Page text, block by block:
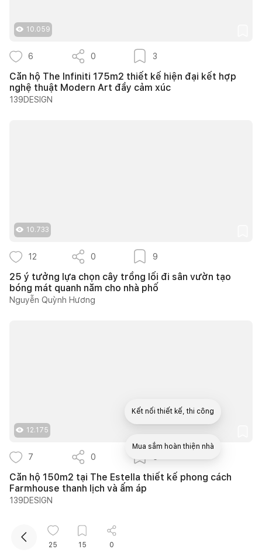
10.059
6 0 3
Căn hộ The Infiniti 175m2 thiết kế hiện đại kết hợp
nghệ thuật Modern Art đầy cảm xúc
139DESIGN
10.733
12 0 9
25 ý tưởng lựa chọn cây trồng lối đi sân vườn tạo
bóng mát quanh năm cho nhà phố
Nguyễn Quỳnh Hương
12.175
7 0
Căn hộ 150m2 tại The Estella thiết kế phong cách
Farmhouse thanh lịch và ấm áp
139DESIGN
25 15 0
Kết nối thiết kế, thi công
Mua sắm hoàn thiện nhà